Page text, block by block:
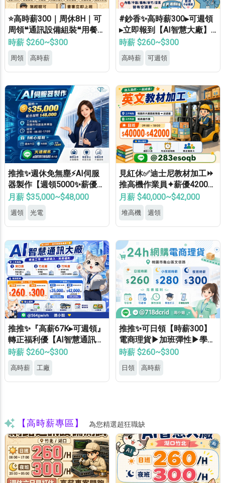
⭐高時薪300｜周休8H｜可
周領❝通訊設備組裝❝用餐補
助⭐等當兵可❝免經驗
時薪 $260~$300
周領 高時薪
#鈔香✨高時薪300▸可週領
▸立即報到【AI智慧大廠】
桃竹苗專車免費接送▸轉正
時薪 $260~$300
高時薪 可週領
推推✨週休免無塵⚡AI伺服
器製作【週領5000✨薪優4
8000】免學經歷✔免健檢✔
月薪 $35,000~$48,000
週領 光電
見紅休✅迪士尼教材加工⏩
推高機作業員✦薪優42000
⚡冷氣廠房✦轉正機會大
月薪 $40,000~$42,000
堆高機 週領
推推✨『高薪67K▸可週領』
轉正福利優【AI智慧通訊大
廠】專車接送▸供機車位▸餐
時薪 $260~$300
高時薪 工廠
推推✨可日領【時薪300】
電商理貨▶加班彈性▶學生
打工▶月休8天▶高錄取
時薪 $260~$300
日領 高時薪
【高時薪專區】 為您精選超狂職缺